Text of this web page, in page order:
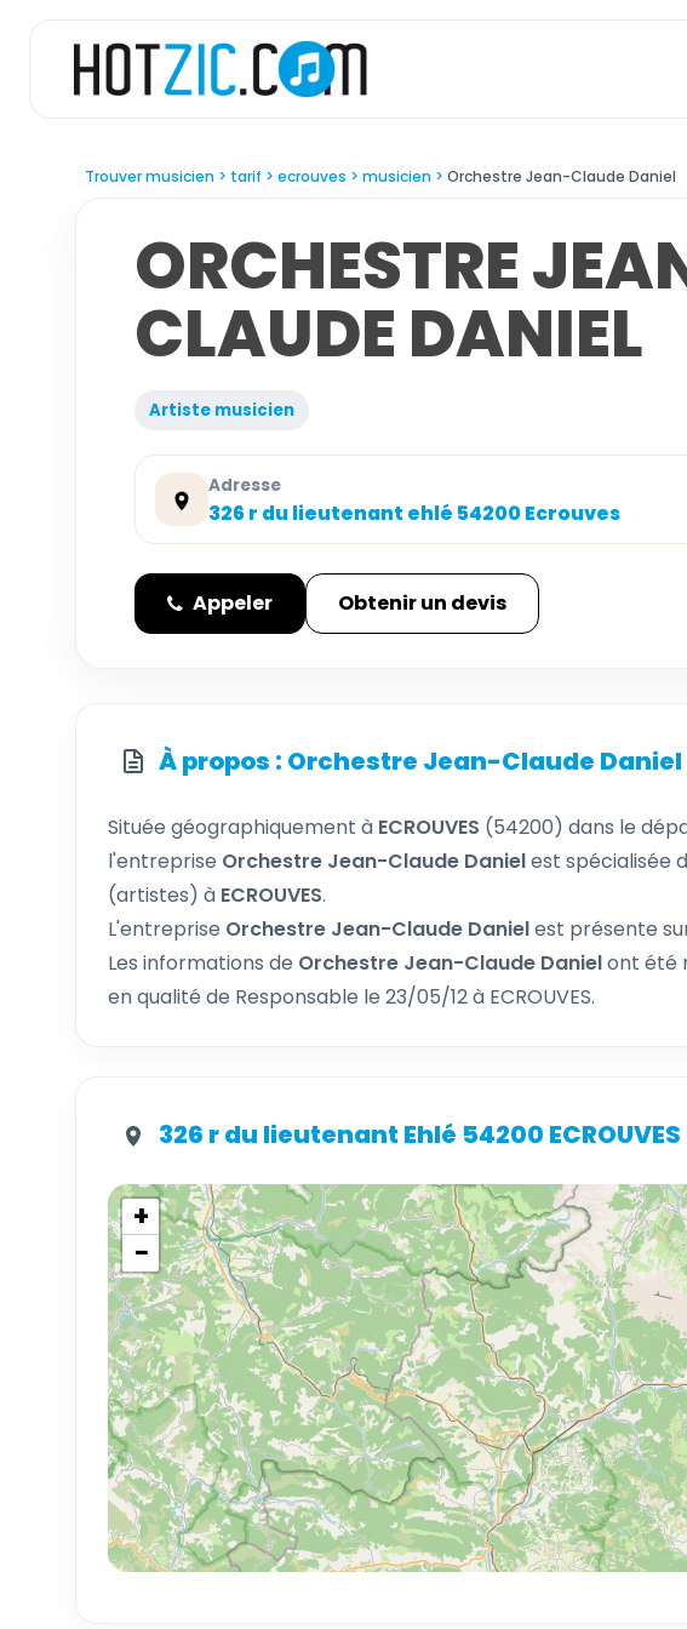
Trouver musicien tarif ecrouves musicien Orchestre Jean-Claude Daniel
ORCHESTRE
CLAUDE DANIEL
Artiste musicien
Adresse
326 r du lieutenant ehlé 54200 Ecrouves
Appeler Obtenir un devis
À propos : Orchestre Jean-Claude Daniel
Située géographiquement à ECROUVES (54200) dans le
l'entreprise Orchestre Jean-Claude Danielest spécialisée
(artistes) à ECROUVES.
L'entreprise Orchestre Jean-Claude Danielest présente
Les informations de Orchestre Jean-Claude Danielont été
en qualité de Responsable le 23/05/12 à ECROUVES.
326 r du lieutenant Ehlé 54200 ECROUVES
+
−